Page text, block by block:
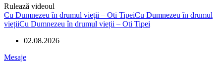
Rulează videoul
Cu Dumnezeu în drumul vieții – Oti TipeiCu Dumnezeu în drumul
viețiiCu Dumnezeu în drumul vieții – Oti Tipei
02.08.2026
Mesaje